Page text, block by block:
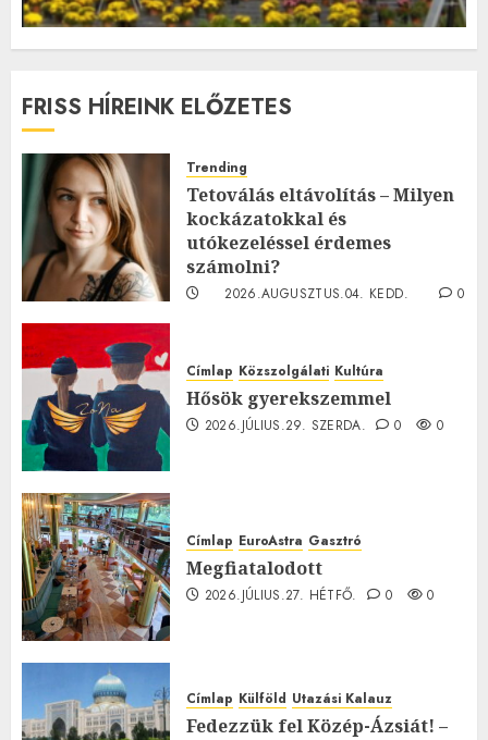
FRISS HÍREINK ELŐZETES
Trending
Tetoválás eltávolítás – Milyen
kockázatokkal és
utókezeléssel érdemes
számolni?
2026.AUGUSZTUS.04. KEDD.
0
Címlap Közszolgálati Kultúra
Hősök gyerekszemmel
2026.JÚLIUS.29. SZERDA. 0 0
Címlap EuroAstra Gasztró
Megfiatalodott
2026.JÚLIUS.27. HÉTFŐ. 0 0
Címlap Külföld Utazási Kalauz
Fedezzük fel Közép-Ázsiát! –